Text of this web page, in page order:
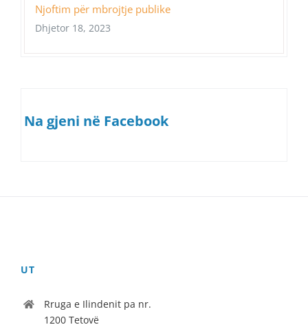
Njoftim për mbrojtje publike
Dhjetor 18, 2023
Na gjeni në Facebook
UT
Rruga e Ilindenit pa nr.
1200 Tetovë